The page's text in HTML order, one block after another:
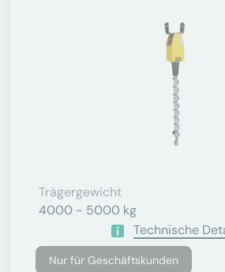
Trägergewicht
4000 - 5000 kg
Technische
Nur für Geschäftskunden